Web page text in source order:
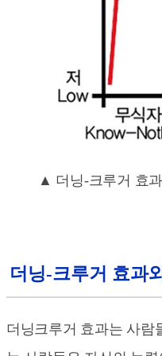
▲ 더닝-크루거 효
더닝-크루거 효과
더닝크루거 효과는 사람